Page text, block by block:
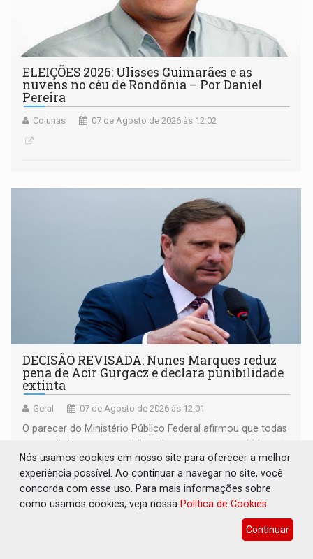
ELEIÇÕES 2026: Ulisses Guimarães e as
nuvens no céu de Rondônia – Por Daniel
Pereira
Colunas 07 de Agosto de 2026 às 12:02
DECISÃO REVISADA: Nunes Marques reduz
pena de Acir Gurgacz e declara punibilidade
extinta
Geral 07 de Agosto de 2026 às 12:01
O parecer do Ministério Público Federal afirmou que todas
as condições para a reabilitação estavam preenchidas
Nós usamos cookies em nosso site para oferecer a melhor
experiência possível. Ao continuar a navegar no site, você
concorda com esse uso. Para mais informações sobre
como usamos cookies, veja nossa Política de Cookies
Continuar